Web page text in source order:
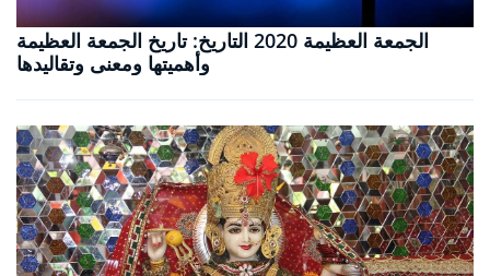
الجمعة العظيمة 2020 التاريخ: تاريخ الجمعة العظيمة
وأهميتها ومعنى وتقاليدها